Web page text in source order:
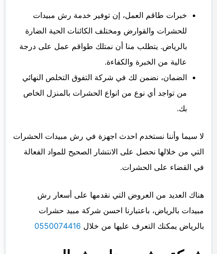
خبرات طاقم العمل، إن توفير خدمة رش مبيدات
للحشرات والقوارض ومختلف الكائنات الحية الضارة
بالرياض. يتطلب منا أن نمتلك طواقم عمل على درجة
عالية من الخبرة والكفاءة.
الضمان، نضمن لك في شركة التفوق التخلص النهائي
من تواجد أي نوع من انواع الحشرات بالمنزل الخاص
بك.
لا سيما وأننا نستخدم احدث اجهزة في رش مبيدات الحشرات
التي من خلالها نحصل على الانتشار الصحيح للمواد الفعالة
في القضاء على الحشرات.
هناك العديد من العروض التي نقدمها على أسعار رش
مبيدات بالرياض، باعتبارنا احسن شركة مبيد حشرات
بالرياض يمكنك التعرف عليها من خلال 0550074416